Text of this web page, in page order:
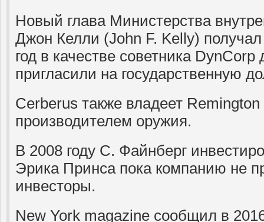
Новый глава Министерства
Джон Келли (John F. Kelly)
год в качестве советника DynCorp
пригласили на государственную
Cerberus также владеет
производителем оружия.
В 2008 году С. Файнберг
Эрика Принса пока компанию не
инвесторы.
New York magazine сообщил в